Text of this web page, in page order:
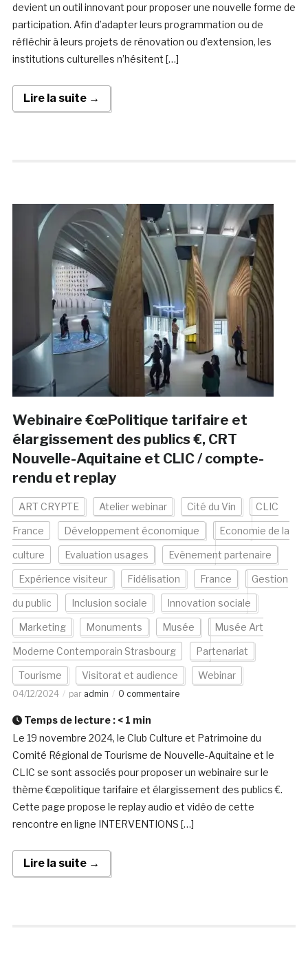
devient un outil innovant pour proposer une nouvelle forme de
participation. Afin d’adapter leurs programmation ou de
réfléchir à leurs projets de rénovation ou d’extension, les
institutions culturelles n’hésitent […]
Lire la suite →
Webinaire €œPolitique tarifaire et
élargissement des publics €, CRT
Nouvelle-Aquitaine et CLIC / compte-
rendu et replay
ART CRYPTE Atelier webinar Cité du Vin CLIC
France Développement économique Economie de la
culture Evaluation usages Evènement partenaire
Expérience visiteur Fidélisation France Gestion
du public Inclusion sociale Innovation sociale
Marketing Monuments Musée Musée Art
Moderne Contemporain Strasbourg Partenariat
Tourisme Visitorat et audience Webinar
04/12/2024 par admin 0 commentaire
Temps de lecture : < 1 min
Le 19 novembre 2024, le Club Culture et Patrimoine du
Comité Régional de Tourisme de Nouvelle-Aquitaine et le
CLIC se sont associés pour proposer un webinaire sur le
thème €œpolitique tarifaire et élargissement des publics €.
Cette page propose le replay audio et vidéo de cette
rencontre en ligne INTERVENTIONS […]
Lire la suite →